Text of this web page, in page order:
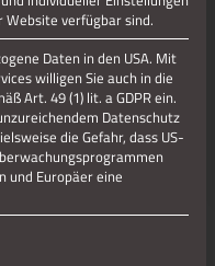
verfügbar sind.
Daten in den USA. Mit
willigen Sie auch in die
Art. 49 (1) lit. a GDPR ein.
Datenschutz
die Gefahr, dass US-
und Europäer eine
für die eine